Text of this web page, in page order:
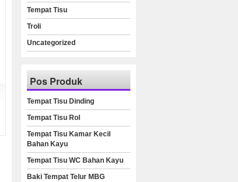
Tempat Tisu
Troli
Uncategorized
Pos Produk
Tempat Tisu Dinding
Tempat Tisu Rol
Tempat Tisu Kamar Kecil
Bahan Kayu
Tempat Tisu WC Bahan Kayu
Baki Tempat Telur MBG